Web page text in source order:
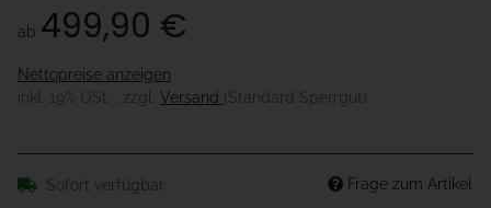
ab 499,90 €
Nettopreise anzeigen
inkl. 19% USt. , zzgl. Versand (Standard Sperrgut)
Sofort verfügbar Frage zum Artikel